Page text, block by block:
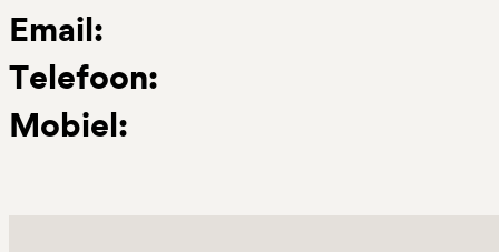
Email:
Telefoon:
Mobiel: